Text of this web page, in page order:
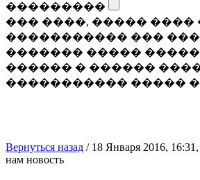
���������
��� ����, �����
����������� ���
������� �����
������ � ������
����������� ����� �
Вернуться назад / 18 Января 2016, 16:31,
нам новость